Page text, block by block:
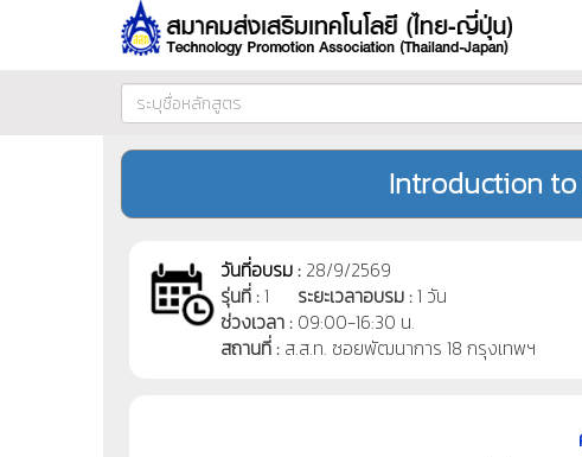
Introduction to
วันที่อบรม : 28/9/2569
รุ่นที่ :1 ระยะเวลาอบรม :1 วัน
ช่วงเวลา : 09:00-16:30 น.
สถานที่ : ส.ส.ท. ซอยพัฒนาการ 18 กรุงเทพฯ